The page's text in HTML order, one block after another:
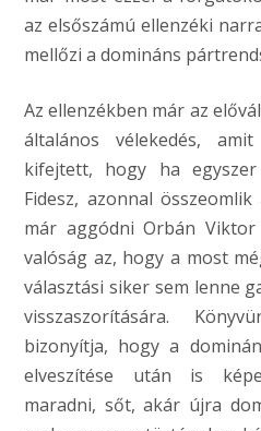
az elsőszámú ellenzéki
mellőzi a domináns
Az ellenzékben már az
általános vélekedés,
kifejtett, hogy ha
Fidesz, azonnal
már aggódni Orbán
valóság az, hogy a most
választási siker sem lenne
visszaszorítására.
bizonyítja, hogy a
elveszítése után is
maradni, sőt, akár újra